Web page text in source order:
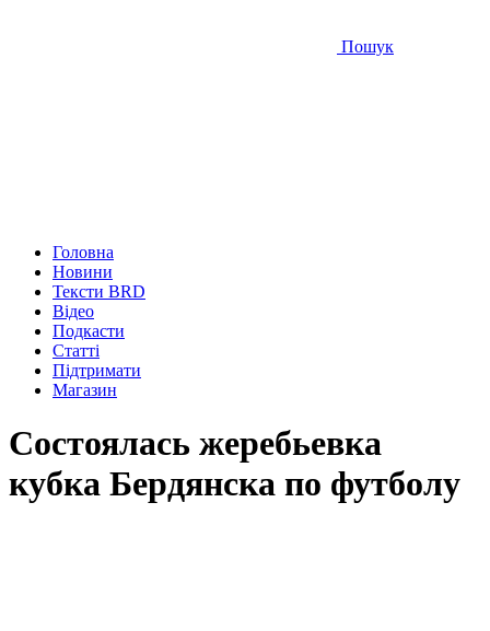
Пошук
Головна
Новини
Тексти BRD
Відео
Подкасти
Статті
Підтримати
Магазин
Состоялась жеребьевка
кубка Бердянска по футболу